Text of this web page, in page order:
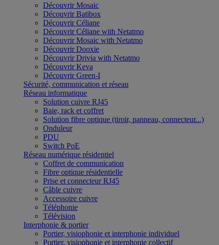
Découvrir Mosaic
Découvrir Batibox
Découvrir Céliane
Découvrir Céliane with Netatmo
Découvrir Mosaic with Netatmo
Découvrir Dooxie
Découvrir Drivia with Netatmo
Découvrir Keva
Découvrir Green-I
Sécurité, communication et réseau
Réseau informatique
Solution cuivre RJ45
Baie, rack et coffret
Solution fibre optique (tiroir, panneau, connecteur...)
Onduleur
PDU
Switch PoE
Réseau numérique résidentiel
Coffret de communication
Fibre optique résidentielle
Prise et connecteur RJ45
Câble cuivre
Accessoire cuivre
Téléphonie
Télévision
Interphonie & portier
Portier, visiophonie et interphonie individuel
Portier, visiophonie et interphonie collectif